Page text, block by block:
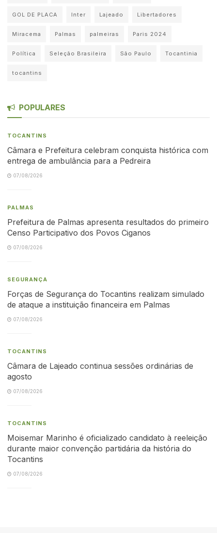
GOL DE PLACA Inter Lajeado Libertadores
Miracema Palmas palmeiras Paris 2024
Política Seleção Brasileira São Paulo Tocantinia
tocantins
POPULARES
TOCANTINS
Câmara e Prefeitura celebram conquista histórica com
entrega de ambulância para a Pedreira
07/08/2026
PALMAS
Prefeitura de Palmas apresenta resultados do primeiro
Censo Participativo dos Povos Ciganos
07/08/2026
SEGURANÇA
Forças de Segurança do Tocantins realizam simulado
de ataque a instituição financeira em Palmas
07/08/2026
TOCANTINS
Câmara de Lajeado continua sessões ordinárias de
agosto
07/08/2026
TOCANTINS
Moisemar Marinho é oficializado candidato à reeleição
durante maior convenção partidária da história do
Tocantins
07/08/2026